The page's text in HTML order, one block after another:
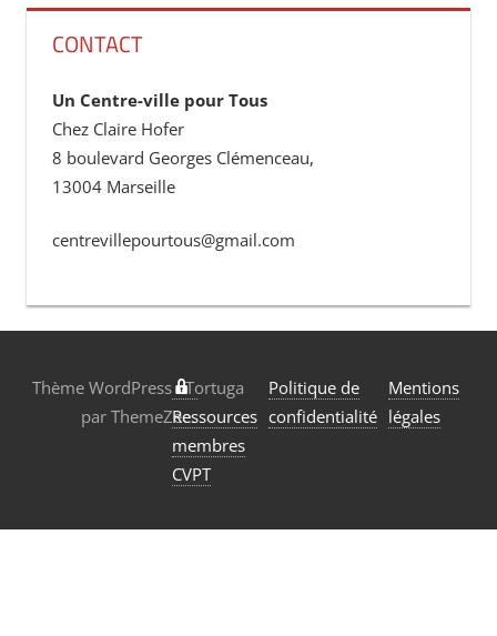
CONTACT
Un Centre-ville pour Tous
Chez Claire Hofer
8 boulevard Georges Clémenceau,
13004 Marseille
centrevillepourtous@gmail.com
Thème WordPress : Tortuga
par ThemeZee.Ressources
membres
CVPT
Politique de
confidentialité
Mentions
légales